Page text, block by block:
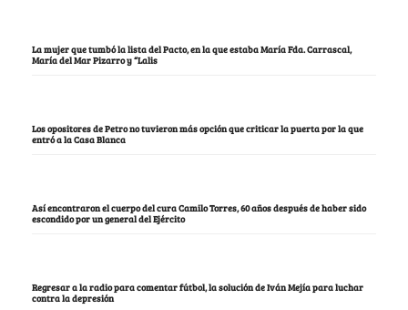
La mujer que tumbó la lista del Pacto, en la que estaba María Fda. Carrascal,
María del Mar Pizarro y “Lalis
Los opositores de Petro no tuvieron más opción que criticar la puerta por la que
entró a la Casa Blanca
Así encontraron el cuerpo del cura Camilo Torres, 60 años después de haber sido
escondido por un general del Ejército
Regresar a la radio para comentar fútbol, la solución de Iván Mejía para luchar
contra la depresión